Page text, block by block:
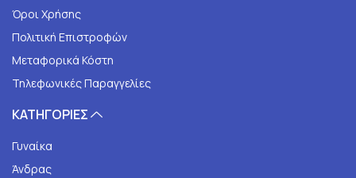
Όροι Χρήσης
Πολιτική Επιστροφών
Μεταφορικά Κόστη
Τηλεφωνικές Παραγγελίες
ΚΑΤΗΓΟΡΙΕΣ
Γυναίκα
Άνδρας